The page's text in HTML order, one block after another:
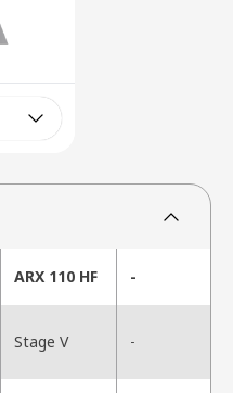
ARX 110 HF -
Stage V -